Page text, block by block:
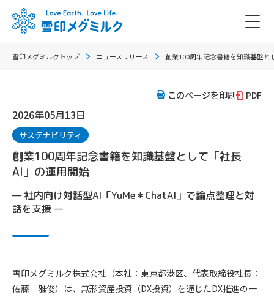
雪印メグミルクトップ ニュースリリース 創業100周年記念書籍を知識基盤と
このページを印刷 PDF
2026年05月13日
サステナビリティ
創業100周年記念書籍を知識基盤として「社長
AI」の運用開始
— 社内向け対話型AI「YuMe＊ChatAI」で論点整理と対
話を支援 —
雪印メグミルク株式会社（本社：東京都港区、代表取締役社長：
佐藤 雅俊）は、無形資産投資（DX投資）を通じたDX推進の一